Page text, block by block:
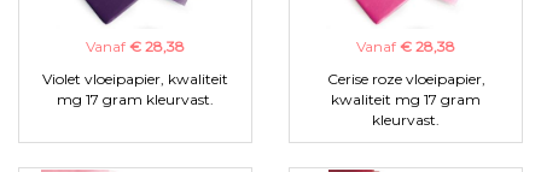
Vanaf € 28,38
Violet vloeipapier, kwaliteit
mg 17 gram kleurvast.
Vanaf € 28,38
Cerise roze vloeipapier,
kwaliteit mg 17 gram
kleurvast.